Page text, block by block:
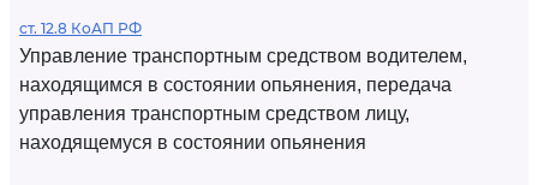
ст. 12.8 КоАП РФ
Управление транспортным средством водителем,
находящимся в состоянии опьянения, передача
управления транспортным средством лицу,
находящемуся в состоянии опьянения